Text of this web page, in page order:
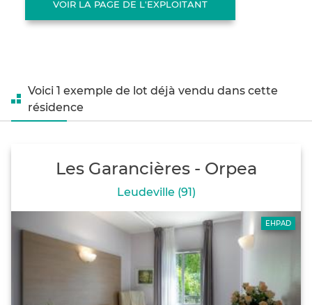
VOIR LA PAGE DE L'EXPLOITANT
Voici 1 exemple de lot déjà vendu dans cette
résidence
Les Garancières - Orpea
Leudeville (91)
EHPAD